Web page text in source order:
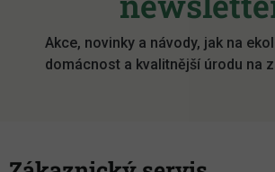
Akce, novinky a návody, jak na
domácnost a kvalitnější úrodu na